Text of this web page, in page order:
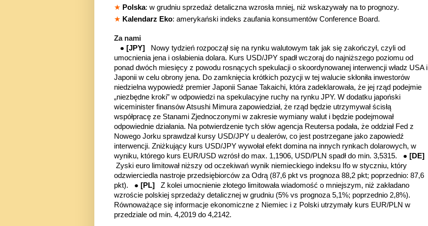
★ Polska: w grudniu sprzedaż detaliczna wzrosła mniej, niż wskazywały na to prognozy.
★ Kalendarz Eko: amerykański indeks zaufania konsumentów Conference Board.
Za nami
● [JPY] Nowy tydzień rozpoczął się na rynku walutowym tak jak się zakończył, czyli od
umocnienia jena i osłabienia dolara. Kurs USD/JPY spadł wczoraj do najniższego poziomu od
ponad dwóch miesięcy z powodu rosnących spekulacji o skoordynowanej interwencji władz USA i
Japonii w celu obrony jena. Do zamknięcia krótkich pozycji w tej walucie skłoniła inwestorów
niedzielna wypowiedź premier Japonii Sanae Takaichi, która zadeklarowała, że jej rząd podejmie
„niezbędne kroki” w odpowiedzi na spekulacyjne ruchy na rynku JPY. W dodatku japoński
wiceminister finansów Atsushi Mimura zapowiedział, że rząd będzie utrzymywał ścisłą
współpracę ze Stanami Zjednoczonymi w zakresie wymiany walut i będzie podejmował
odpowiednie działania. Na potwierdzenie tych słów agencja Reutersa podała, że oddział Fed z
Nowego Jorku sprawdzał kursy USD/JPY u dealerów, co jest postrzegane jako zapowiedź
interwencji. Zniżkujący kurs USD/JPY wywołał efekt domina na innych rynkach dolarowych, w
wyniku, którego kurs EUR/USD wzrósł do max. 1,1906, USD/PLN spadł do min. 3,5315. ● [DE]
Zyski euro limitował niższy od oczekiwań wynik niemieckiego indeksu Ifo w styczniu, który
odzwierciedla nastroje przedsiębiorców za Odrą (87,6 pkt vs prognoza 88,2 pkt; poprzednio: 87,6
pkt). ● [PL] Z kolei umocnienie złotego limitowała wiadomość o mniejszym, niż zakładano
wzroście polskiej sprzedaży detalicznej w grudniu (5% vs prognoza 5,1%; poprzednio 2,8%).
Równoważące się informacje ekonomiczne z Niemiec i z Polski utrzymały kurs EUR/PLN w
przedziale od min. 4,2019 do 4,2142.